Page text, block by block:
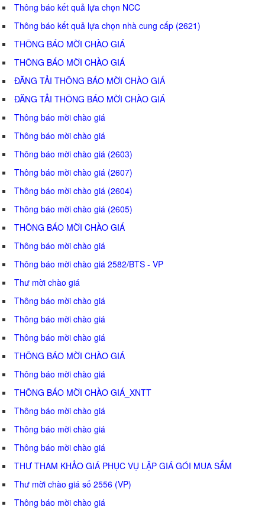
Thông báo kết quả lựa chọn NCC
Thông báo kết quả lựa chọn nhà cung cấp (2621)
THÔNG BÁO MỜI CHÀO GIÁ
THÔNG BÁO MỜI CHÀO GIÁ
ĐĂNG TẢI THÔNG BÁO MỜI CHÀO GIÁ
ĐĂNG TẢI THÔNG BÁO MỜI CHÀO GIÁ
Thông báo mời chào giá
Thông báo mời chào giá
Thông báo mời chào giá (2603)
Thông báo mời chào giá (2607)
Thông báo mời chào giá (2604)
Thông báo mời chào giá (2605)
THÔNG BÁO MỜI CHÀO GIÁ
Thông báo mời chào giá
Thông báo mời chào giá 2582/BTS - VP
Thư mời chào giá
Thông báo mời chào giá
Thông báo mời chào giá
Thông báo mời chào giá
THÔNG BÁO MỜI CHÀO GIÁ
Thông báo mời chào giá
THÔNG BÁO MỜI CHÀO GIÁ_XNTT
Thông báo mời chào giá
Thông báo mời chào giá
Thông báo mời chào giá
THƯ THAM KHẢO GIÁ PHỤC VỤ LẬP GIÁ GÓI MUA SẮM
Thư mời chào giá số 2556 (VP)
Thông báo mời chào giá